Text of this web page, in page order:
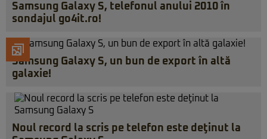
Samsung Galaxy S, telefonul anului 2010 în
sondajul go4it.ro!
Samsung Galaxy S, un bun de export în altă
galaxie!
Noul record la scris pe telefon este deţinut la